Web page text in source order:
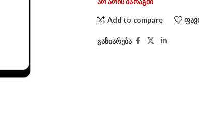
Add to compare
გაზიარება